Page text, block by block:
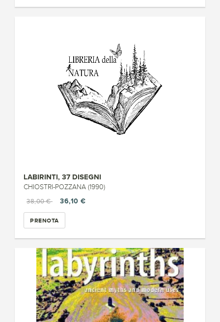
LABIRINTI, 37 DISEGNI
CHIOSTRI-POZZANA (1990)
38,00 €
36,10 €
PRENOTA